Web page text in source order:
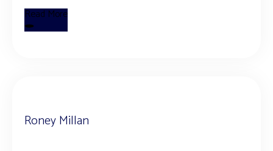
Read More
Roney Millan